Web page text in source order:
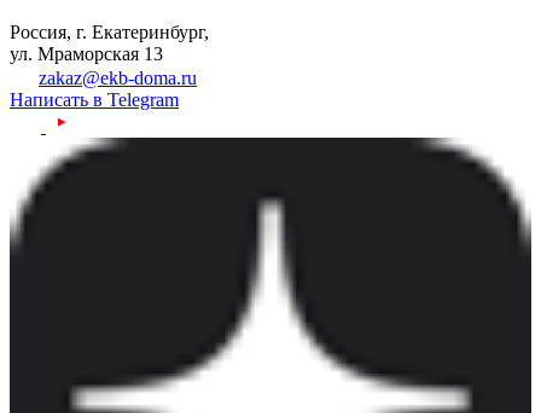
Россия, г. Екатеринбург,
ул. Мраморская 13
zakaz@ekb-doma.ru
Написать в Telegram